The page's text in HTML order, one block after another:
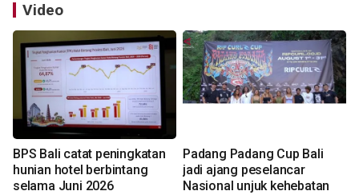
Video
BPS Bali catat peningkatan
hunian hotel berbintang
selama Juni 2026
Padang Padang Cup Bali
jadi ajang peselancar
Nasional unjuk kehebatan